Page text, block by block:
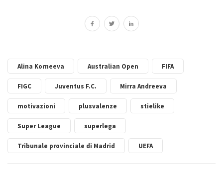
Alina Korneeva Australian Open FIFA
FIGC Juventus F.C. Mirra Andreeva
motivazioni plusvalenze stielike
Super League superlega
Tribunale provinciale di Madrid UEFA